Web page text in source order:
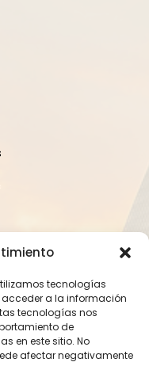
tecnologías
a la información
tecnologías nos
de
en este sitio. No
afectar negativamente